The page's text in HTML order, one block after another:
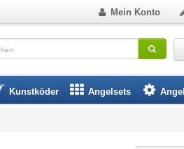
Mein Konto
Kunstköder Angelsets